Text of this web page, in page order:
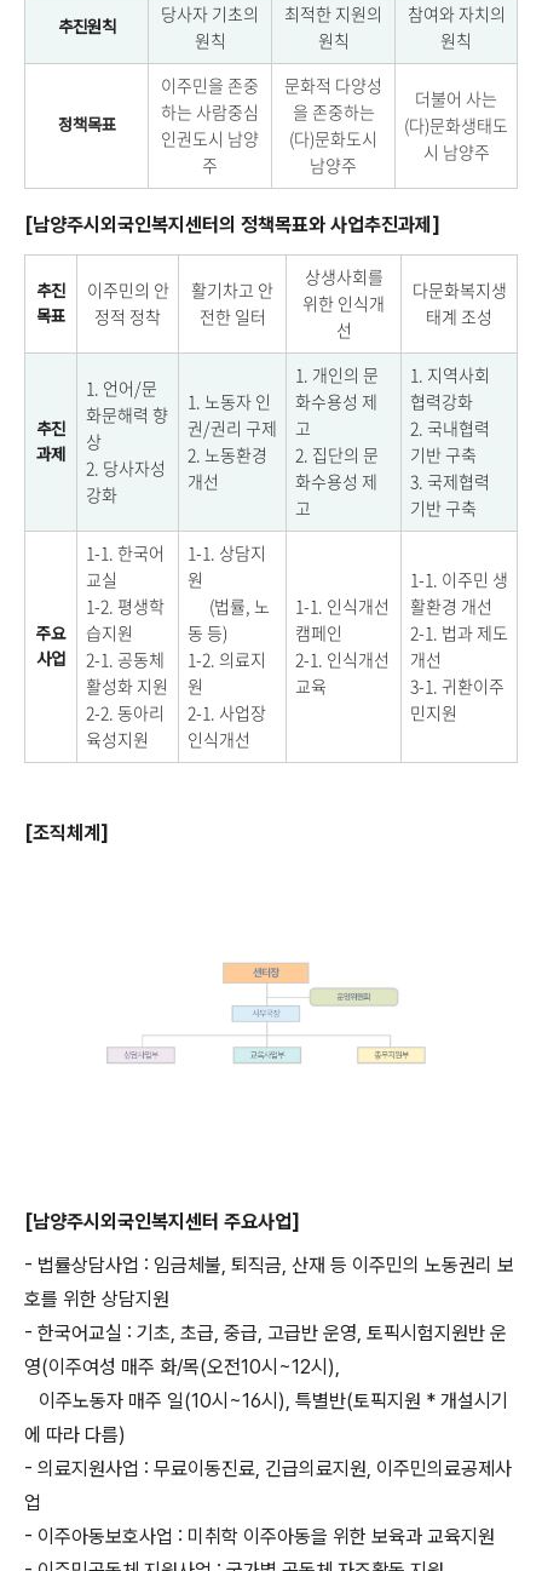
추진원칙
당사자 기초의
원칙
최적한 지원의
원칙
참여와 자치의
원칙
정책목표
이주민을 존중
하는 사람중심
인권도시 남양
주
문화적 다양성
을 존중하는
(다)문화도시
남양주
더불어 사는
(다)문화생태도
시 남양주
[남양주시외국인복지센터의 정책목표와 사업추진과제]
추진
목표
이주민의 안
정적 정착
활기차고 안
전한 일터
상생사회를
위한 인식개
선
다문화복지생
태계 조성
추진
과제
1. 언어/문
화문해력 향
상
2. 당사자성
강화
1. 노동자 인
권/권리 구제
2. 노동환경
개선
1. 개인의 문
화수용성 제
고
2. 집단의 문
화수용성 제
고
1. 지역사회
협력강화
2. 국내협력
기반 구축
3. 국제협력
기반 구축
주요
사업
1-1. 한국어
교실
1-2. 평생학
습지원
2-1. 공동체
활성화 지원
2-2. 동아리
육성지원
1-1. 상담지
원
(법률, 노
동 등)
1-2. 의료지
원
2-1. 사업장
인식개선
1-1. 인식개선
캠페인
2-1. 인식개선
교육
1-1. 이주민 생
활환경 개선
2-1. 법과 제도
개선
3-1. 귀환이주
민지원
[조직체계]
[남양주시외국인복지센터 주요사업]
- 법률상담사업 : 임금체불, 퇴직금, 산재 등 이주민의 노동권리 보
호를 위한 상담지원
- 한국어교실 : 기초, 초급, 중급, 고급반 운영, 토픽시험지원반 운
영(이주여성 매주 화/목(오전10시~12시),
이주노동자 매주 일(10시~16시), 특별반(토픽지원 * 개설시기
에 따라 다름)
- 의료지원사업 : 무료이동진료, 긴급의료지원, 이주민의료공제사
업
- 이주아동보호사업 : 미취학 이주아동을 위한 보육과 교육지원